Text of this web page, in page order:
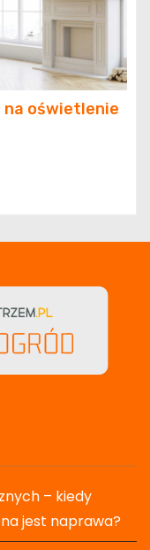
na oświetlenie
– kiedy
jest naprawa?